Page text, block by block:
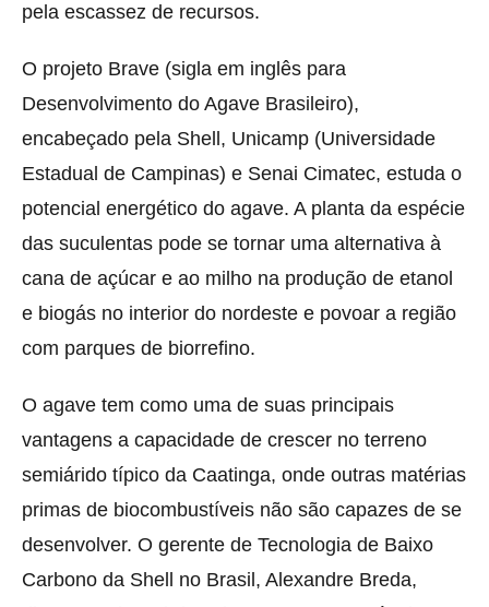
pela escassez de recursos.
O projeto Brave (sigla em inglês para
Desenvolvimento do Agave Brasileiro),
encabeçado pela Shell, Unicamp (Universidade
Estadual de Campinas) e Senai Cimatec, estuda o
potencial energético do agave. A planta da espécie
das suculentas pode se tornar uma alternativa à
cana de açúcar e ao milho na produção de etanol
e biogás no interior do nordeste e povoar a região
com parques de biorrefino.
O agave tem como uma de suas principais
vantagens a capacidade de crescer no terreno
semiárido típico da Caatinga, onde outras matérias
primas de biocombustíveis não são capazes de se
desenvolver. O gerente de Tecnologia de Baixo
Carbono da Shell no Brasil, Alexandre Breda,